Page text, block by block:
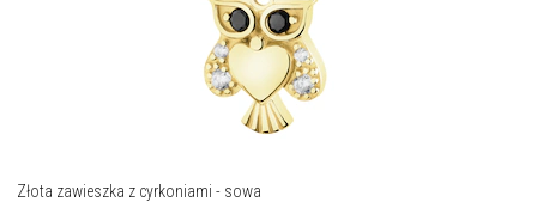
Złota zawieszka z cyrkoniami - sowa